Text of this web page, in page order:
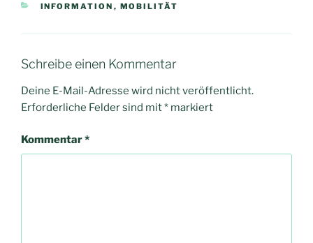
KATEGORIEN
INFORMATION , MOBILITÄT
Schreibe einen Kommentar
Deine E-Mail-Adresse wird nicht veröffentlicht.
Erforderliche Felder sind mit* markiert
Kommentar*